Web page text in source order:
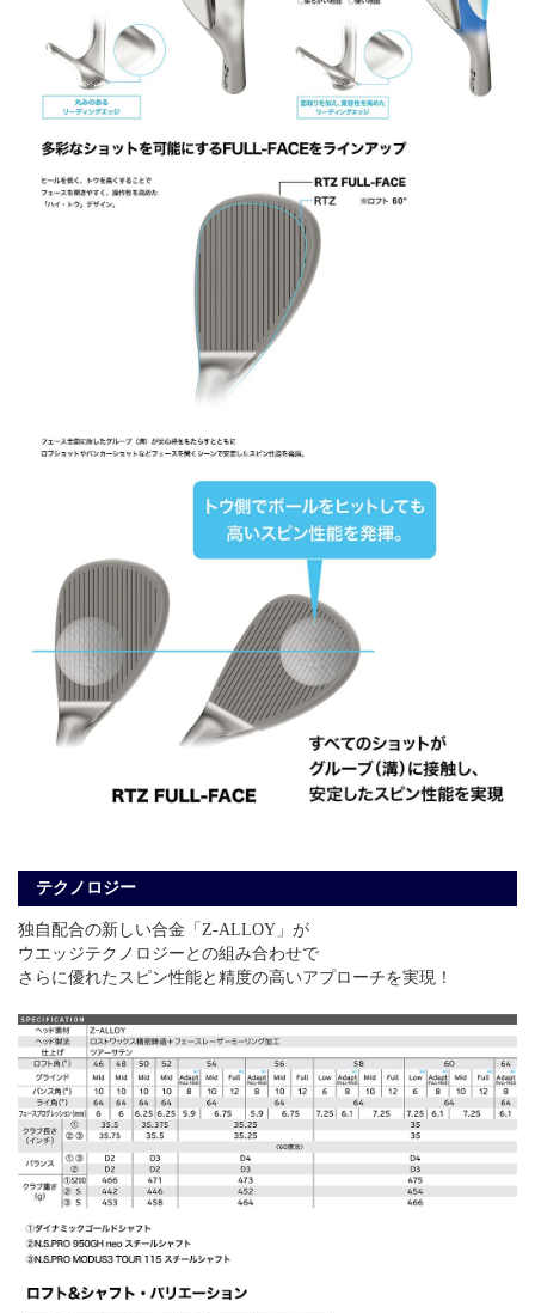
テクノロジー
独自配合の新しい合金「Z-ALLOY」が
ウエッジテクノロジーとの組み合わせで
さらに優れたスピン性能と精度の高いアプローチを実現！